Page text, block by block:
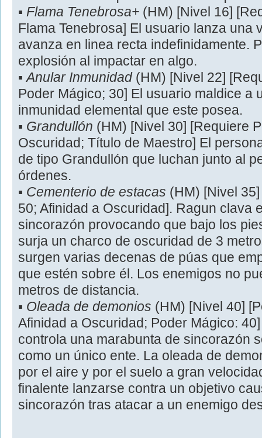
▪ Flama Tenebrosa+ (HM) [Nivel 16]
Flama Tenebrosa] El usuario lanza una
avanza en linea recta indefinidamente.
explosión al impactar en algo.
▪Anular Inmunidad (HM) [Nivel 22]
Poder Mágico; 30] El usuario maldice a
inmunidad elemental que este posea.
▪ Grandullón (HM) [Nivel 30] [Requiere
Oscuridad; Título de Maestro] El
de tipo Grandullón que luchan junto al
órdenes.
▪ Cementerio de estacas (HM) [Nivel
50; Afinidad a Oscuridad]. Ragun clava
sincorazón provocando que bajo los
surja un charco de oscuridad de 3
surgen varias decenas de púas que
que estén sobre él. Los enemigos no
metros de distancia.
▪ Oleada de demonios (HM) [Nivel 40]
Afinidad a Oscuridad; Poder Mágico:
controla una marabunta de sincorazón
como un único ente. La oleada de
por el aire y por el suelo a gran
finalente lanzarse contra un objetivo
sincorazón tras atacar a un enemigo